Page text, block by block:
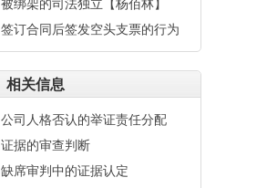
被绑架的司法独立【杨佰林】
签订合同后签发空头支票的行为
相关信息
公司人格否认的举证责任分配
证据的审查判断
缺席审判中的证据认定